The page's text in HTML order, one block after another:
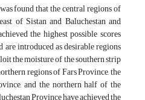
found that the central regions of
of Sistan and Baluchestan and
the highest possible scores
introduced as desirable regions
the moisture of the southern strip
regions of Fars Province, the
and the northern half of the